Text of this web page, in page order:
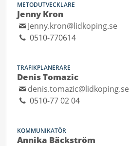
METODUTVECKLARE
Jenny Kron
Jenny.kron@lidkoping.se
0510-770614
TRAFIKPLANERARE
Denis Tomazic
denis.tomazic@lidkoping.se
0510-77 02 04
KOMMUNIKATÖR
Annika Bäckström